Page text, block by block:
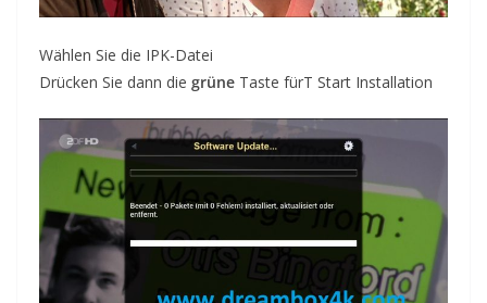
Wählen Sie die IPK-Datei
Drücken Sie dann die grüne Taste fürT Start Installation